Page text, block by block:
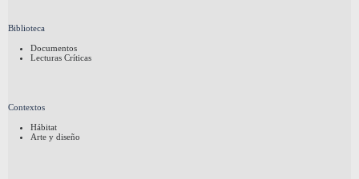
Biblioteca
Documentos
Lecturas Críticas
Contextos
Hábitat
Arte y diseño